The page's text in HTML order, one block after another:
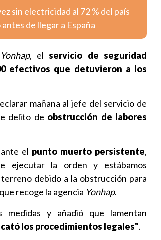
sin electricidad al 72 % del país
de llegar a España
Yonhap, elservicio de seguridad
efectivos que detuvieron a los
mañana al jefe del servicio de
delito de obstrucción de labores
el punto muerto persistente,
ejecutar la orden y estábamos
debido a la obstrucción para
recoge la agencia Yonhap.
y añadió que lamentan
los procedimientos legales".